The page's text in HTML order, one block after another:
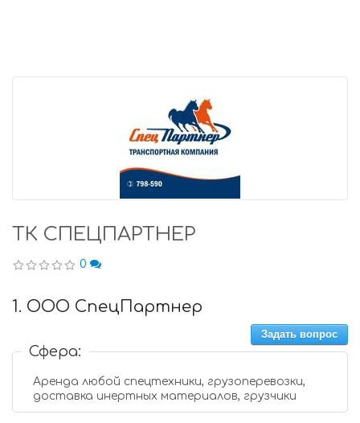
ТК СПЕЦПАРТНЕР
0
1. ООО СпецПартнер
Задать вопрос
Сфера:
Аренда любой спецтехники, грузоперевозки,
доставка инертных материалов, грузчики